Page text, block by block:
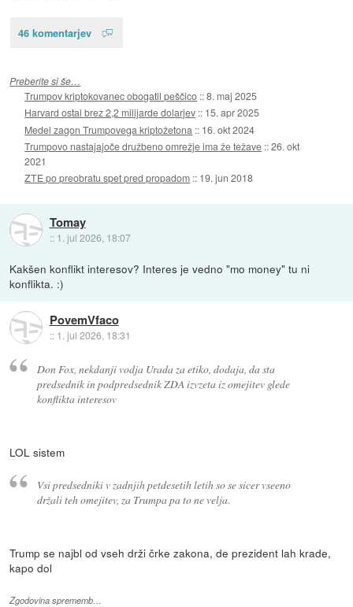
46 komentarjev
Preberite si še…
Trumpov kriptokovanec obogatil peščico ::8. maj 2025
Harvard ostal brez 2,2 milijarde dolarjev :: 15. apr 2025
Medel zagon Trumpovega kriptožetona :: 16. okt 2024
Trumpovo nastajajoče družbeno omrežje ima že težave ::26. okt
2021
ZTE po preobratu spet pred propadom :: 19. jun 2018
Tomay
:: 1. jul 2026, 18:07
Kakšen konflikt interesov? Interes je vedno "mo money" tu ni
konflikta. :)
PovemVfaco
:: 1. jul 2026, 18:31
Don Fox, nekdanji vodja Urada za etiko, dodaja, da sta
predsednik in podpredsednik ZDA izvzeta iz omejitev glede
konflikta interesov
LOL sistem
Vsi predsedniki v zadnjih petdesetih letih so se sicer vseeno
držali teh omejitev, za Trumpa pa to ne velja.
Trump se najbl od vseh drži črke zakona, de prezident lah krade,
kapo dol
Zgodovina sprememb…